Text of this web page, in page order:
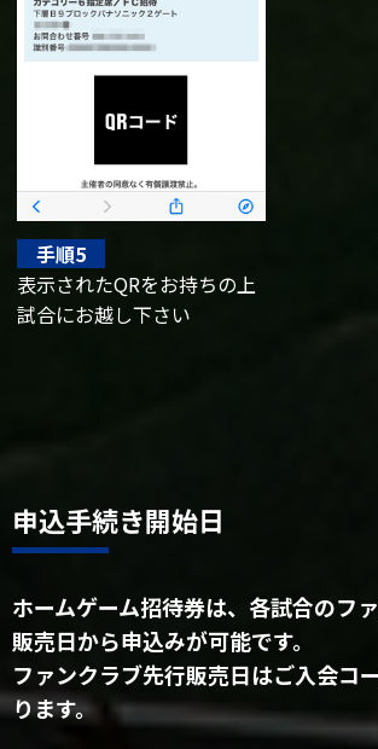
手順5
表示されたQRをお持ちの上
試合にお越し下さい
申込手続き開始日
ホームゲーム招待券は、各試合のフ
販売日から申込みが可能です。
ファンクラブ先行販売日はご入会コ
ります。